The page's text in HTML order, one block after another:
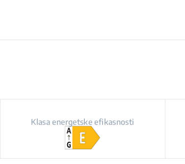
Klasa energetske efikasnosti